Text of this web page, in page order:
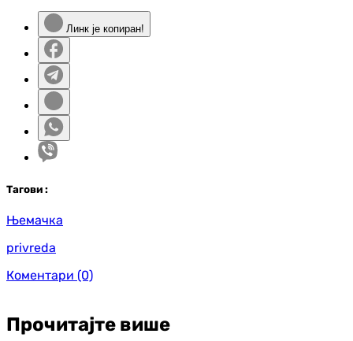
Линк је копиран!
Тагови :
Њемачка
privreda
Коментари (0)
Прочитајте више